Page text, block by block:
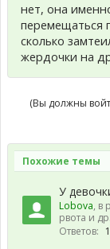
нет, она
перемещаться
сколько
жердочки на
(Вы должны
Похожие темы
У
Lobova, в
рвота и др.
Ответов: